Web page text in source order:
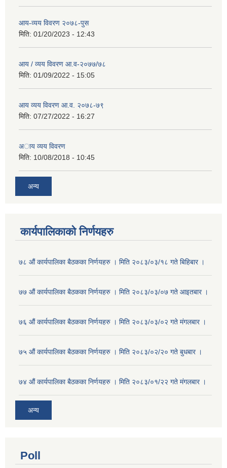
आय-व्यय विवरण २०७८-पुस
मिति: 01/20/2023 - 12:43
आय / व्यय विवरण आ.व-२०७७/७८
मिति: 01/09/2022 - 15:05
आय व्यय विवरण आ.व. २०७८-७९
मिति: 07/27/2022 - 16:27
अाय व्यय विवरण
मिति: 10/08/2018 - 10:45
अन्य
कार्यपालिकाको निर्णयहरु
७८ औं कार्यपालिका बैठकका निर्णयहरु । मिति २०८३/०३/१८ गते बिहिबार ।
७७ औं कार्यपालिका बैठकका निर्णयहरु । मिति २०८३/०३/०७ गते आइतबार ।
७६ औं कार्यपालिका बैठकका निर्णयहरु । मिति २०८३/०३/०२ गते मंगलबार ।
७५ औं कार्यपालिका बैठकका निर्णयहरु । मिति २०८३/०२/२० गते बुधबार ।
७४ औं कार्यपालिका बैठकका निर्णयहरु । मिति २०८३/०१/२२ गते मंगलबार ।
अन्य
Poll